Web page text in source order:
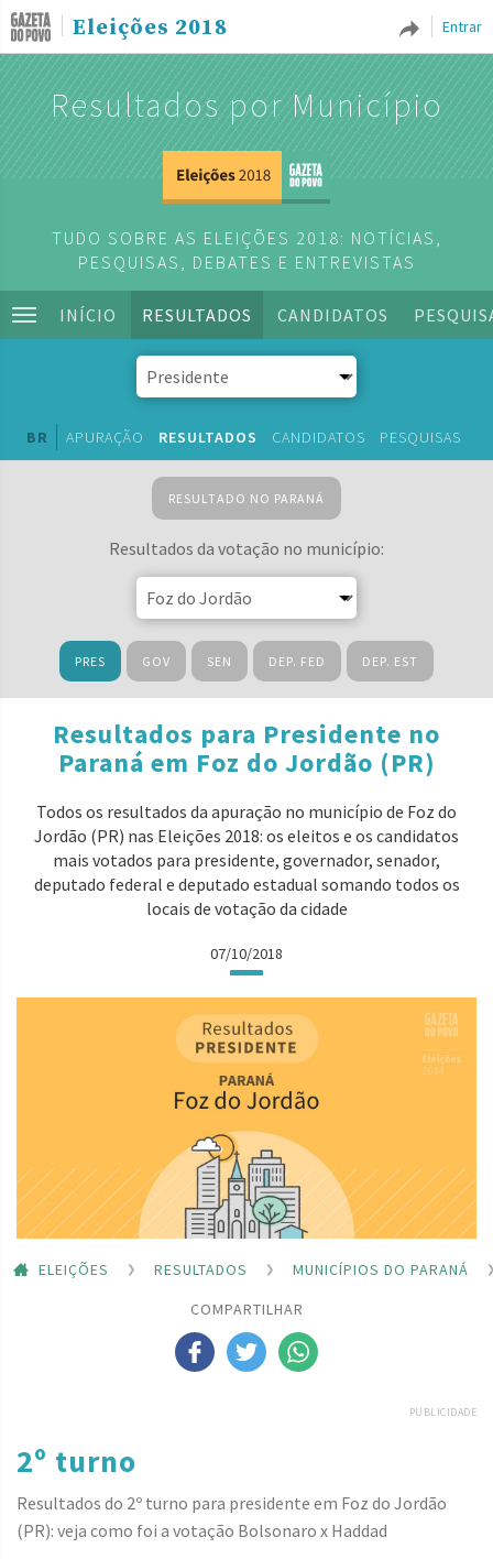
Entrar
Eleições 2018
Resultados por Município
TUDO SOBRE AS ELEIÇÕES 2018: NOTÍCIAS,
PESQUISAS, DEBATES E ENTREVISTAS
INÍCIO RESULTADOS CANDIDATOS
BR APURAÇÃO RESULTADOS CANDIDATOS PESQUISAS
RESULTADO NO PARANÁ
Resultados da votação no município:
PRES GOV SEN DEP. FED DEP. EST
Resultados para Presidente no
Paraná em Foz do Jordão (PR)
Todos os resultados da apuração no município de Foz do
Jordão (PR) nas Eleições 2018: os eleitos e os candidatos
mais votados para presidente, governador, senador,
deputado federal e deputado estadual somando todos os
locais de votação da cidade
07/10/2018
ELEIÇÕES RESULTADOS
MUNICÍPIOS DO PARANÁ
COMPARTILHAR
PUBLICIDADE
2º turno
Resultados do 2º turno para presidente em Foz do Jordão
(PR): veja como foi a votação Bolsonaro x Haddad